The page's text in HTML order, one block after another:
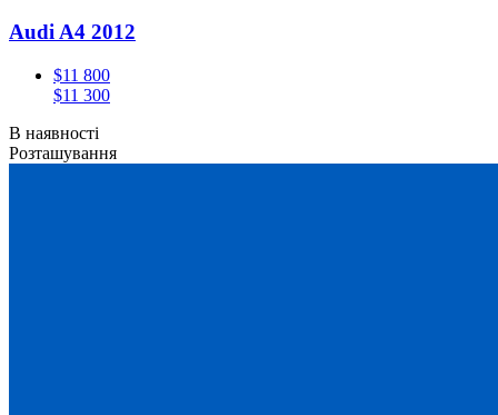
Audi A4 2012
$11 800
$11 300
В наявності
Розташування